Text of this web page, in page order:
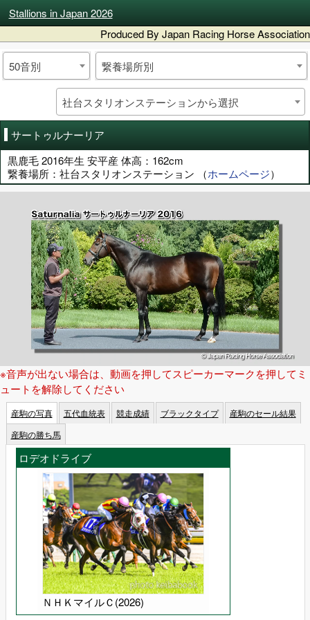
Stallions in Japan 2026
Produced By Japan Racing Horse Association
50音別 繋養場所別
社台スタリオンステーションから選択
サートゥルナーリア
黒鹿毛 2016年生 安平産 体高：162cm
繋養場所：社台スタリオンステーション （ホームページ）
※音声が出ない場合は、動画を押してスピーカーマークを押してミ
ュートを解除してください
産駒の写真 五代血統表 競走成績 ブラックタイプ
産駒のセール結果
産駒の勝ち馬
ロデオドライブ
ＮＨＫマイルＣ(2026)